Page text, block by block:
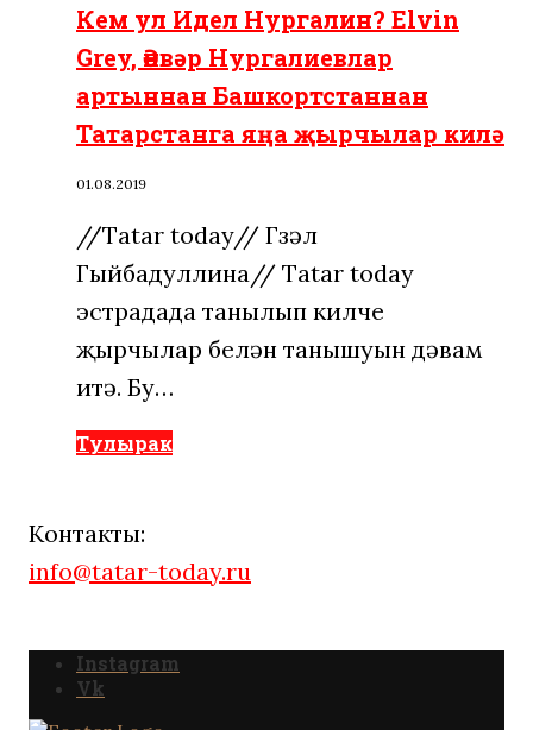
Кем ул Идел Нургалин? Elvin
Grey, Әнвәр Нургалиевлар
артыннан Башкортстаннан
Татарстанга яңа җырчылар килә
01.08.2019
//Tatar today// Гүзәл
Гыйбадуллина// Tatar today
эстрадада танылып килүче
җырчылар белән танышуын дәвам
итә. Бу…
Тулырак
Контакты:
info@tatar-today.ru
Instagram
Vk